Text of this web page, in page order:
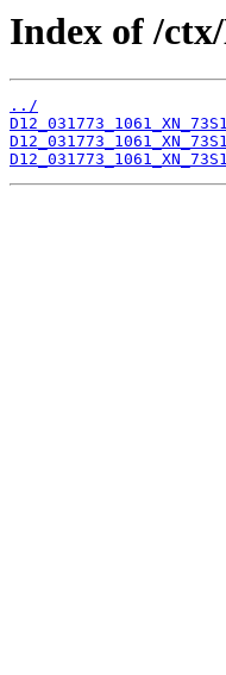
Index of /ctx/
../